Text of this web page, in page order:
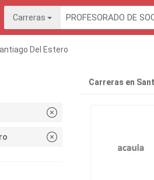
Carreras
Del Estero
Carreras en